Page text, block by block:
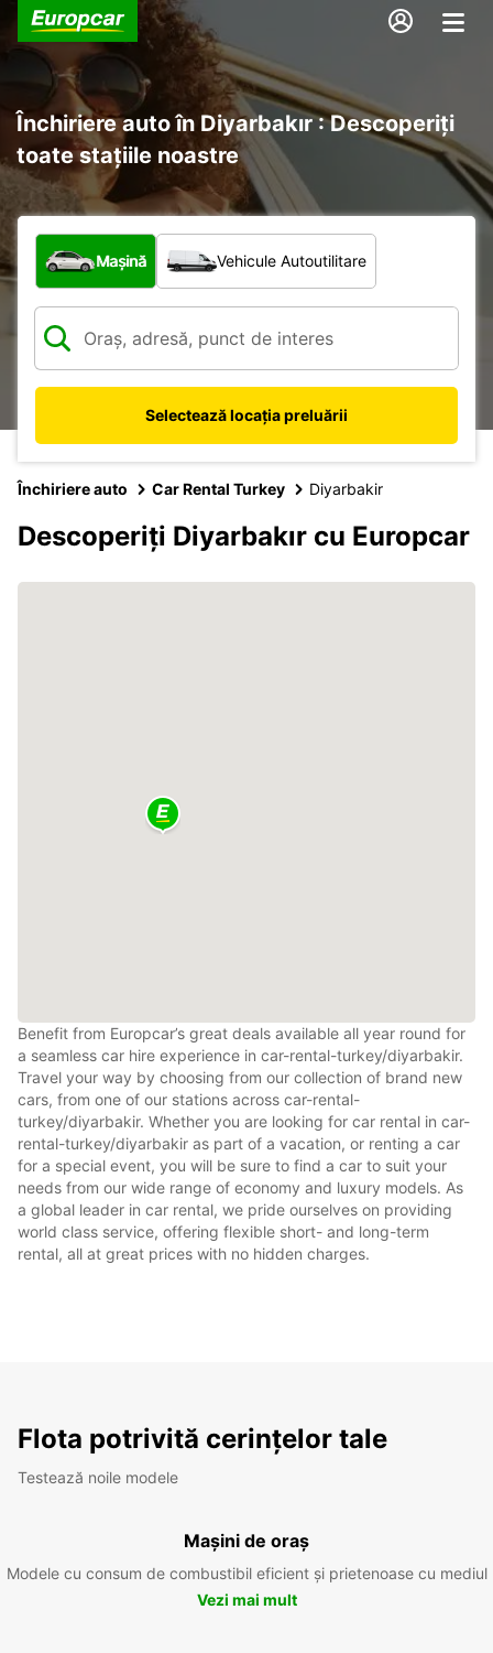
Închiriere auto în Diyarbakır : Descoperiți
toate stațiile noastre
Ce tip de vehicul?
Mașină Vehicule Autoutilitare
Selectează locația preluării
Închiriere auto Car Rental Turkey Diyarbakir
Descoperiți Diyarbakır cu Europcar
Benefit from Europcar’s great deals available all year round for
a seamless car hire experience in car-rental-turkey/diyarbakir.
Travel your way by choosing from our collection of brand new
cars, from one of our stations across car-rental-
turkey/diyarbakir. Whether you are looking for car rental in car-
rental-turkey/diyarbakir as part of a vacation, or renting a car
for a special event, you will be sure to find a car to suit your
needs from our wide range of economy and luxury models. As
a global leader in car rental, we pride ourselves on providing
world class service, offering flexible short- and long-term
rental, all at great prices with no hidden charges.
Flota potrivită cerințelor tale
Testează noile modele
Mașini de oraș
Modele cu consum de combustibil eficient și prietenoase cu mediul
Vezi mai mult